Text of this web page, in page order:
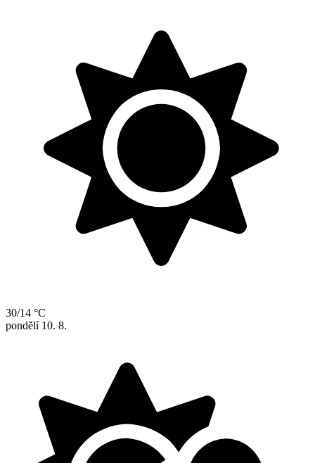
30/14 °C
pondělí 10. 8.